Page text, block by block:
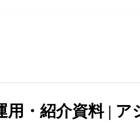
・紹介資料 |